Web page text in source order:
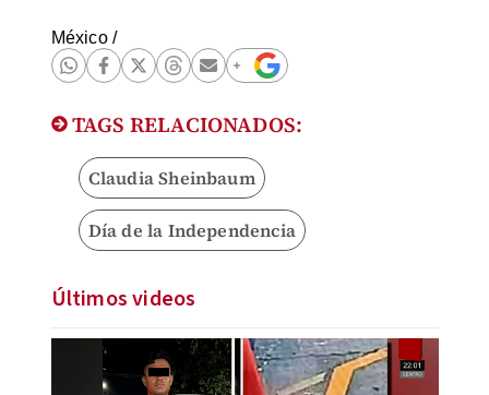
México/
TAGS RELACIONADOS:
Claudia Sheinbaum
Día de la Independencia
Últimos videos